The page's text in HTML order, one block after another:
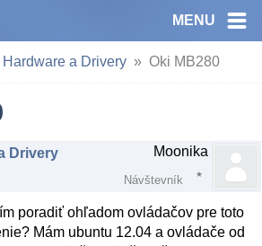
MENU
Hardware a Drivery Oki MB280
Drivery Moonika
Návštevník
poradiť ohľadom ovládačov pre toto
Mám ubuntu 12.04 a ovládače od